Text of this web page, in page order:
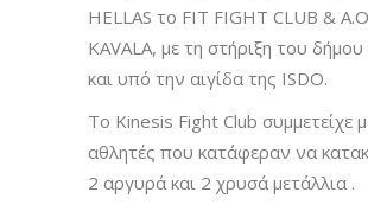
HELLAS το FIT FIGHT CLUB &
KAVALA, με τη στήριξη του
και υπό την αιγίδα της ISDO.
Το Kinesis Fight Club συμμετείχε
αθλητές που κατάφεραν να
2 αργυρά και 2 χρυσά μετάλλια .